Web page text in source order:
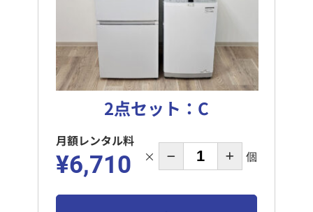
2点セット：C
月額レンタル料
¥6,710 × 個